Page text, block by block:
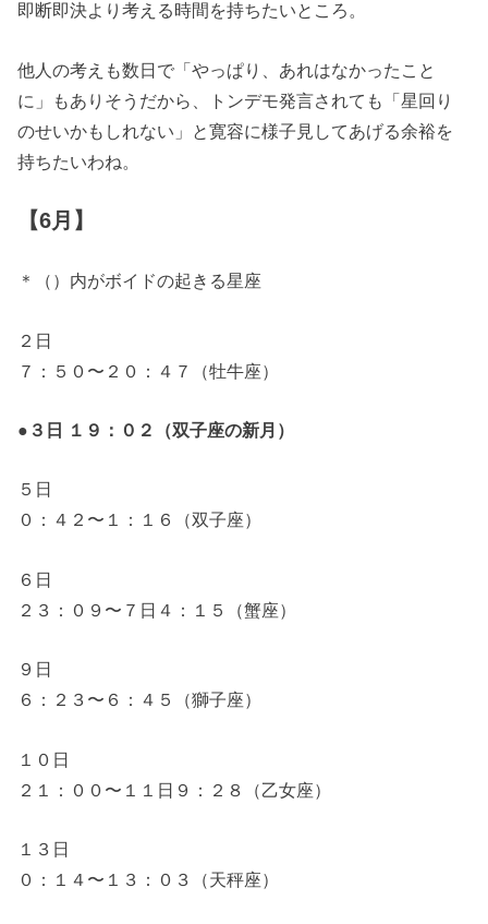
即断即決より考える時間を持ちたいところ。
他人の考えも数日で「やっぱり、あれはなかったこと
に」もありそうだから、トンデモ発言されても「星回り
のせいかもしれない」と寛容に様子見してあげる余裕を
持ちたいわね。
【6月】
＊（）内がボイドの起きる星座
２日
７：５０〜２０：４７（牡牛座）
●３日 １９：０２（双子座の新月）
５日
０：４２〜１：１６（双子座）
６日
２３：０９〜７日４：１５（蟹座）
９日
６：２３〜６：４５（獅子座）
１０日
２１：００〜１１日９：２８（乙女座）
１３日
０：１４〜１３：０３（天秤座）